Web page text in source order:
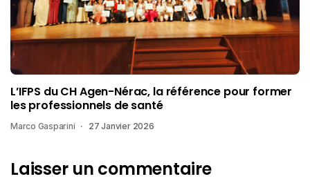
L’IFPS du CH Agen-Nérac, la référence pour former
les professionnels de santé
Marco Gasparini 27 Janvier 2026
Laisser un commentaire